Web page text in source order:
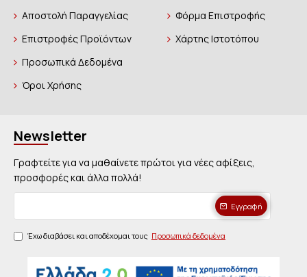
Αποστολή Παραγγελίας
Επιστροφές Προϊόντων
Προσωπικά Δεδομένα
Όροι Χρήσης
Φόρμα Επιστροφής
Χάρτης Ιστοτόπου
Newsletter
Γραφτείτε για να μαθαίνετε πρώτοι για νέες αφίξεις,
προσφορές και άλλα πολλά!
Εγγραφή
Έχω διαβάσει και αποδέχομαι τους Προσωπικά δεδομένα